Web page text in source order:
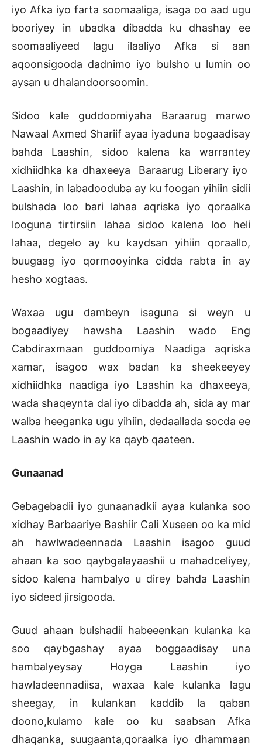
iyo Afka iyo farta soomaaliga, isaga oo aad ugu
booriyey in ubadka dibadda ku dhashay ee
soomaaliyeed lagu ilaaliyo Afka si aan
aqoonsigooda dadnimo iyo bulsho u lumin oo
aysan u dhalandoorsoomin.
Sidoo kale guddoomiyaha Baraarug marwo
Nawaal Axmed Shariif ayaa iyaduna bogaadisay
bahda Laashin, sidoo kalena ka warrantey
xidhiidhka ka dhaxeeya Baraarug Liberary iyo
Laashin, in labadooduba ay ku foogan yihiin sidii
bulshada loo bari lahaa aqriska iyo qoraalka
looguna tirtirsiin lahaa sidoo kalena loo heli
lahaa, degelo ay ku kaydsan yihiin qoraallo,
buugaag iyo qormooyinka cidda rabta in ay
hesho xogtaas.
Waxaa ugu dambeyn isaguna si weyn u
bogaadiyey hawsha Laashin wado Eng
Cabdiraxmaan guddoomiya Naadiga aqriska
xamar, isagoo wax badan ka sheekeeyey
xidhiidhka naadiga iyo Laashin ka dhaxeeya,
wada shaqeynta dal iyo dibadda ah, sida ay mar
walba heeganka ugu yihiin, dedaallada socda ee
Laashin wado in ay ka qayb qaateen.
Gunaanad
Gebagebadii iyo gunaanadkii ayaa kulanka soo
xidhay Barbaariye Bashiir Cali Xuseen oo ka mid
ah hawlwadeennada Laashin isagoo guud
ahaan ka soo qaybgalayaashii u mahadceliyey,
sidoo kalena hambalyo u direy bahda Laashin
iyo sideed jirsigooda.
Guud ahaan bulshadii habeeenkan kulanka ka
soo qaybgashay ayaa boggaadisay una
hambalyeysay Hoyga Laashin iyo
hawladeennadiisa, waxaa kale kulanka lagu
sheegay, in kulankan kaddib la qaban
doono,kulamo kale oo ku saabsan Afka
dhaqanka, suugaanta,qoraalka iyo dhammaan